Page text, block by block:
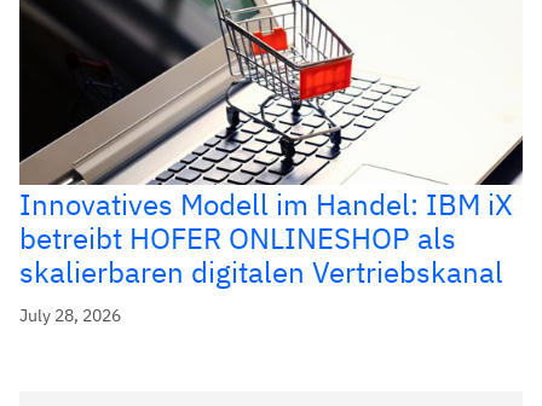
Innovatives Modell im Handel: IBM iX
betreibt HOFER ONLINESHOP als
skalierbaren digitalen Vertriebskanal
July 28, 2026